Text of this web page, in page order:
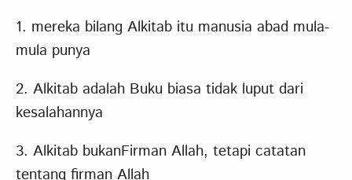
1. mereka bilang Alkitab itu manusia abad mula-
mula punya
2. Alkitab adalah Buku biasa tidak luput dari
kesalahannya
3. Alkitab bukanFirman Allah, tetapi catatan
tentang firman Allah